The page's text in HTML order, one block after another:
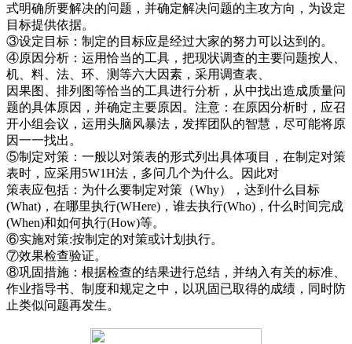
式明确所要解决的问题，并确定解决问题的主攻方向，为设定
目标提供依据。
③设定目标：制定的目标应是经过大家的努力可以达到的。
④原因分析：运用恰当的工具，把现状调查的主要问题按人、
机、料、法、环、测等六大因素，采用调查表、
因果图、排列图等恰当的工具进行分析，从中找出造成质量问
题的具体原因，并确定主要原因。注意：在原因分析时，应召
开小组会议，运用头脑风暴法，发挥团队的智慧，尽可能将原
因一一找出。
⑤制定对策：一般以对策表的形式列出具体项目，在制定对策
表时，应采用5W1H法，多问几个为什么。因此对
策表应包括：为什么要制定对策（Why），达到什么目标
(What)，在哪里执行(WHere)，谁去执行(Who)，什么时间完成
(When)和如何执行(How)等。
⑥实施对策:按制定的对策或计划执行。
⑦效果检查验证。
⑧巩固措施：根据检查的结果进行总结，并纳入有关的标准、
作业指导书、制度和规定之中，以巩固已取得的成绩，同时防
止类似问题再发生。